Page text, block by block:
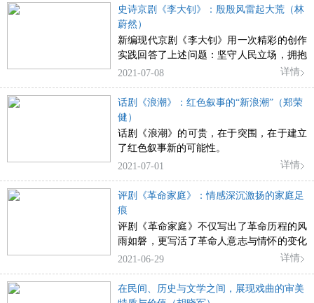
史诗京剧《李大钊》：殷殷风雷起大荒（林
蔚然）
新编现代京剧《李大钊》用一次精彩的创作
实践回答了上述问题：坚守人民立场，拥抱
时代精神，让传统的京剧舞台焕发出崭新的
的旷野，才是广大京剧爱好者和观众的众望
所归。
2021-07-08 详情
话剧《浪潮》：红色叙事的“新浪潮”（郑荣
健）
话剧《浪潮》的可贵，在于突围，在于建立
了红色叙事新的可能性。
2021-07-01
详情
评剧《革命家庭》：情感深沉激扬的家庭足
痕
评剧《革命家庭》不仅写出了革命历程的风
雨如磐，更写活了革命人意志与情怀的变化
和崇高，昭示了革命者追寻光明的历史意
2021-06-29 详情
在民间、历史与文学之间，展现戏曲的审美